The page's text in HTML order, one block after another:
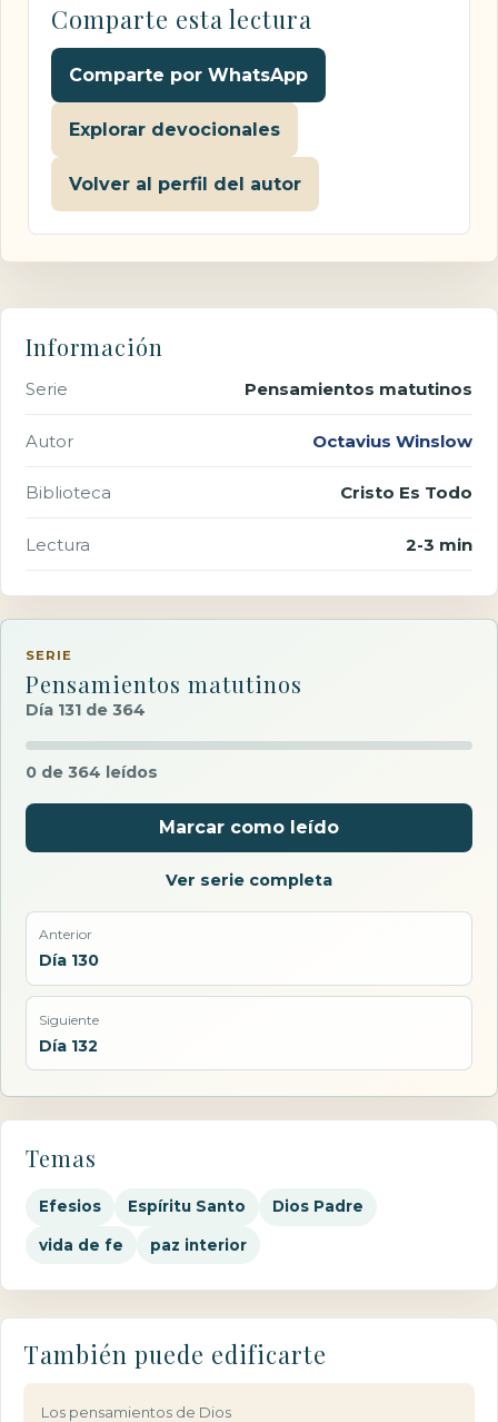
Comparte esta lectura
Comparte por WhatsApp
Explorar devocionales
Volver al perfil del autor
Información
Serie Pensamientos matutinos
Autor Octavius Winslow
Biblioteca Cristo Es Todo
Lectura 2-3 min
SERIE
Pensamientos matutinos
Día 131 de 364
0 de 364 leídos
Marcar como leído
Ver serie completa
Anterior
Día 130
Siguiente
Día 132
Temas
Efesios Espíritu Santo Dios Padre
vida de fe paz interior
También puede edificarte
Los pensamientos de Dios